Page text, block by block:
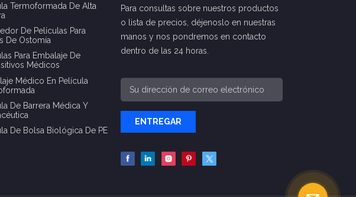
Termoformada De Alta
De Películas Para
De Ostomía
Para Embalaje De
Médicos
Médico En Película
De Barrera Médica Y
De Bolsa Biológica De PE
Para consultas sobre nuestros productos
o lista de precios, déjenoslo en nuestras
manos y nos pondremos en contacto
dentro de las 24 horas.
ENTREGAR